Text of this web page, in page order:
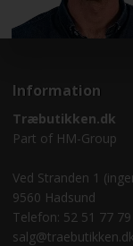
Information
Træbutikken.dk
Part of HM-Group
Ved Stranden 1
9560 Hadsund
Telefon: 52 51 77 79
salg@traebutikken.dk